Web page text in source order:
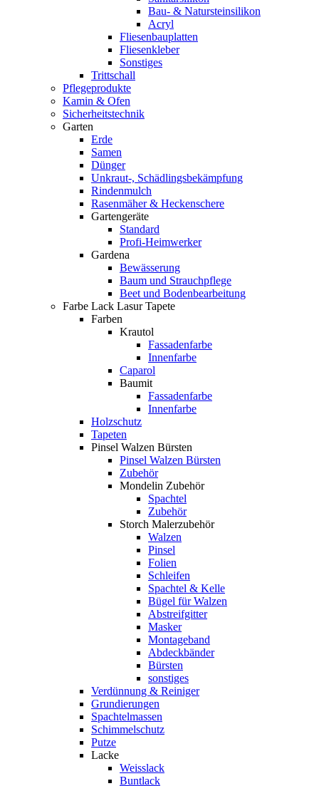
Bau- & Natursteinsilikon
Acryl
Fliesenbauplatten
Fliesenkleber
Sonstiges
Trittschall
Pflegeprodukte
Kamin & Ofen
Sicherheitstechnik
Garten
Erde
Samen
Dünger
Unkraut-, Schädlingsbekämpfung
Rindenmulch
Rasenmäher & Heckenschere
Gartengeräte
Standard
Profi-Heimwerker
Gardena
Bewässerung
Baum und Strauchpflege
Beet und Bodenbearbeitung
Farbe Lack Lasur Tapete
Farben
Krautol
Fassadenfarbe
Innenfarbe
Caparol
Baumit
Fassadenfarbe
Innenfarbe
Holzschutz
Tapeten
Pinsel Walzen Bürsten
Pinsel Walzen Bürsten
Zubehör
Mondelin Zubehör
Spachtel
Zubehör
Storch Malerzubehör
Walzen
Pinsel
Folien
Schleifen
Spachtel & Kelle
Bügel für Walzen
Abstreifgitter
Masker
Montageband
Abdeckbänder
Bürsten
sonstiges
Verdünnung & Reiniger
Grundierungen
Spachtelmassen
Schimmelschutz
Putze
Lacke
Weisslack
Buntlack